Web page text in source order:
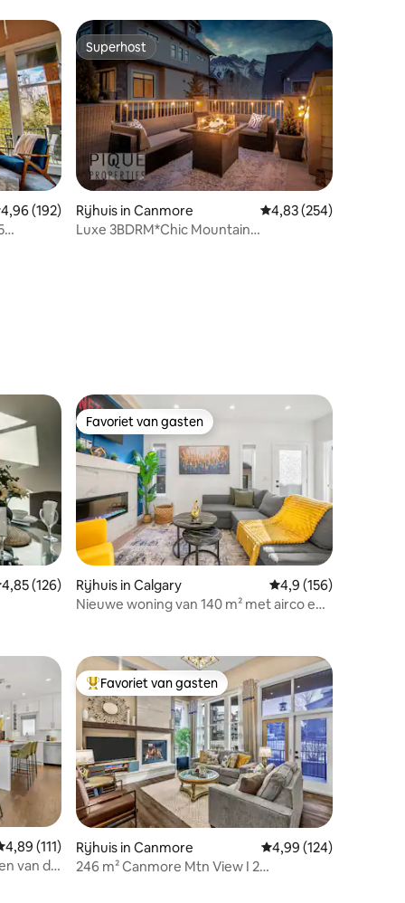
beoordeling van 4,96 op 5, 192 recensies
4,96 (192)
Superhost
Superhost
Rijhuis in Canmore Gemiddelde
4,83 (254)
Luxe 3BDRM*Chic Mountain
beoordeling van 4,85 op 5, 126 recensies
4,85 (126)
Favoriet van gasten
Favoriet van gasten
Rijhuis in Calgary Gemiddelde
4,9 (156)
Nieuwe woning van 140 m² met airco en
beoordeling van 4,89 op 5, 111 recensies
4,89 (111)
van de
Topfavoriet van gasten
Favoriet van gasten
Rijhuis in Canmore Gemiddelde
4,99 (124)
246 m² Canmore Mtn View I 2